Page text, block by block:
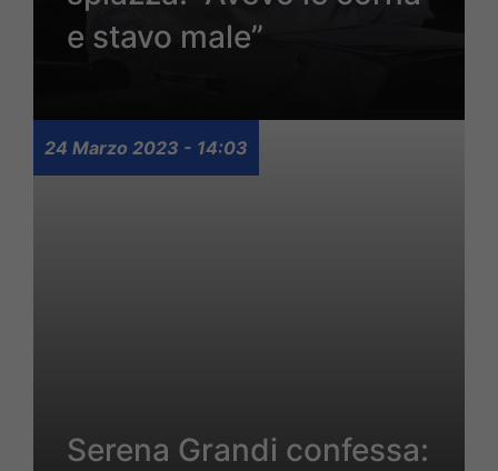
e stavo male”
24 Marzo 2023 - 14:03
Serena Grandi confessa: